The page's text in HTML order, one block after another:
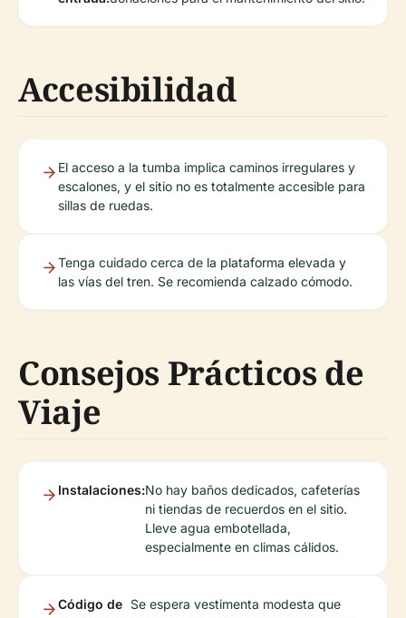
Accesibilidad
El acceso a la tumba implica caminos irregulares y
escalones, y el sitio no es totalmente accesible para
sillas de ruedas.
Tenga cuidado cerca de la plataforma elevada y
las vías del tren. Se recomienda calzado cómodo.
Consejos Prácticos de
Viaje
Instalaciones:No hay baños dedicados, cafeterías
ni tiendas de recuerdos en el sitio.
Lleve agua embotellada,
especialmente en climas cálidos.
Código de Se espera vestimenta modesta que